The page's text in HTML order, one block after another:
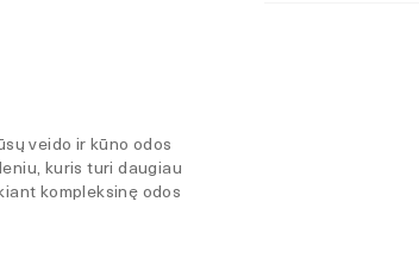
veido ir kūno odos
kuris turi daugiau
kompleksinę odos